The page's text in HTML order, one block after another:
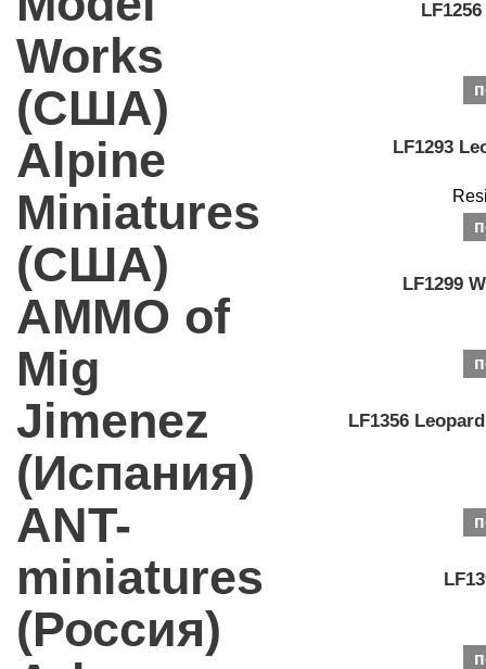
Works
(США)
Alpine
Miniatures
(США)
AMMO of
Mig
Jimenez
(Испания)
ANT-
miniatures
(Россия)
LF1293
LF1299
LF1356